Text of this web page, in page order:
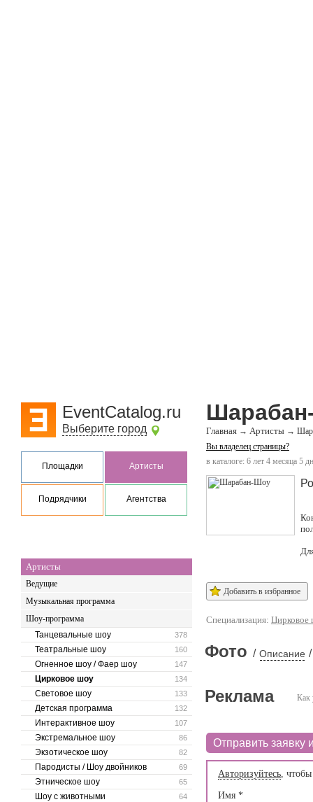
EventCatalog.ru
Выберите город
Площадки Артисты
Подрядчики Агентства
Артисты
Ведущие
Музыкальная программа
Шоу-программа
378
Танцевальные шоу
160
Театральные шоу
147
Огненное шоу / Фаер шоу
134
Цирковое шоу
133
Световое шоу
132
Детская программа
107
Интерактивное шоу
86
Экстремальное шоу
82
Экзотическое шоу
69
Пародисты / Шоу двойников
65
Этническое шоу
64
Шоу с животными
Главная → Артисты →
Вы владелец страницы?
в каталоге: 6 лет 4 месяца 5
Добавить в избранное
Специализация: Цирковое
Фото / Описание /
Как
Реклама
Отправить заявку
Авторизуйтесь,
Имя *